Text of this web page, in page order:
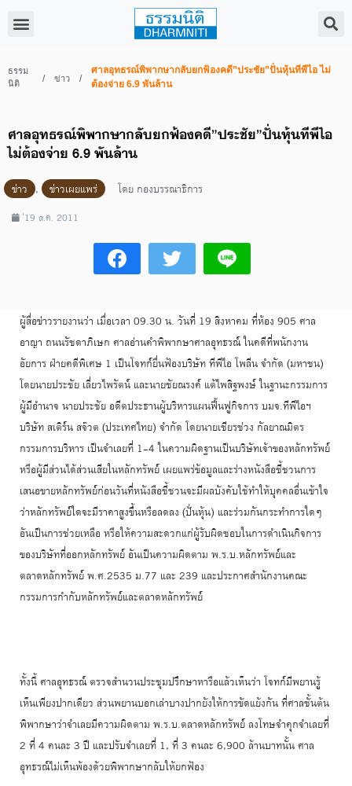
ธรรม
นิติ
/ ข่าว /
ศาลอุทธรณ์พิพากษากลับยกฟ้องคดี”ประชัย”ปั่นหุ้นทีพีไอ ไม่
ต้องจ่าย 6.9 พันล้าน
ศาลอุทธรณ์พิพากษากลับยกฟ้องคดี”ประชัย”ปั่นหุ้นทีพีไอ
ไม่ต้องจ่าย 6.9 พันล้าน
ข่าว , ข่าวเผยแพร่ โดย กองบรรณาธิการ
่19 ส.ค. 2011
ผู้สื่อข่าวรายงานว่า เมื่อเวลา 09.30 น. วันที่ 19 สิงหาคม ที่ห้อง 905 ศาล
อาญา ถนนรัชดาภิเษก ศาลอ่านคำพิพากษาศาลอุทธรณ์ ในคดีที่พนักงาน
อัยการ ฝ่ายคดีพิเศษ 1 เป็นโจทก์ยื่นฟ้องบริษัท ทีพีไอ โพลีน จำกัด (มหาชน)
โดยนายประชัย เลี่ยวไพรัตน์ และนายชัยณรงค์ แต้ไพสิฐพงษ์ ในฐานะกรรมการ
ผู้มีอำนาจ นายประชัย อดีตประธานผู้บริหารแผนฟื้นฟูกิจการ บมจ.ทีพีไอฯ
บริษัท สเติร์น สจ๊วต (ประเทศไทย) จำกัด โดยนายเชียรช่วง กัลยาณมิตร
กรรมการบริหาร เป็นจำเลยที่ 1-4 ในความผิดฐานเป็นบริษัทเจ้าของหลักทรัพย์
หรือผู้มีส่วนได้ส่วนเสียในหลักทรัพย์ เผยแพร่ข้อมูลและร่างหนังสือชี้ชวนการ
เสนอขายหลักทรัพย์ก่อนวันที่หนังสือชี้ชวนจะมีผลบังคับใช้ทำให้บุคคลอื่นเข้าใจ
ว่าหลักทรัพย์ใดจะมีราคาสูงขึ้นหรือลดลง (ปั่นหุ้น) และร่วมกันกระทำการใดๆ
อันเป็นการช่วยเหลือ หรือให้ความสะดวกแก่ผู้รับผิดชอบในการดำเนินกิจการ
ของบริษัทที่ออกหลักทรัพย์ อันเป็นความผิดตาม พ.ร.บ.หลักทรัพย์และ
ตลาดหลักทรัพย์ พ.ศ.2535 ม.77 และ 239 และประกาศสำนักงานคณะ
กรรมการกำกับหลักทรัพย์และตลาดหลักทรัพย์
ทั้งนี้ ศาลอุทธรณ์ ตรวจสำนวนประชุมปรึกษาหารือแล้วเห็นว่า โจทก์มีพยานรู้
เห็นเพียงปากเดียว ส่วนพยานบอกเล่าบางปากยังให้การขัดแย้งกัน ที่ศาลชั้นต้น
พิพากษาว่าจำเลยมีความผิดตาม พ.ร.บ.ตลาดหลักทรัพย์ ลงโทษจำคุกจำเลยที่
2 ที่ 4 คนละ 3 ปี และปรับจำเลยที่ 1, ที่ 3 คนละ 6,900 ล้านบาทนั้น ศาล
อุทธรณ์ไม่เห็นพ้องด้วยพิพากษากลับให้ยกฟ้อง